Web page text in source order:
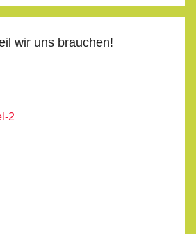
wir uns brauchen!